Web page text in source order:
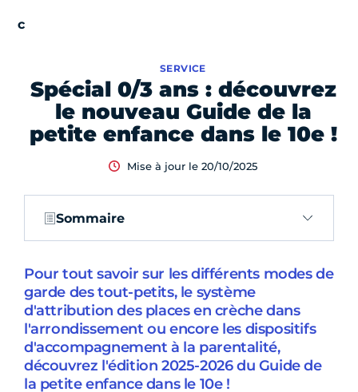
Spécial 0/3 ans : découvrez
le nouveau Guide de la
petite enfance dans le 10e !
SERVICE
Mise à jour le 20/10/2025
Sommaire
Pour tout savoir sur les différents modes de
garde des tout-petits, le système
d'attribution des places en crèche dans
l'arrondissement ou encore les dispositifs
d'accompagnement à la parentalité,
découvrez l'édition 2025-2026 du Guide de
la petite enfance dans le 10e !